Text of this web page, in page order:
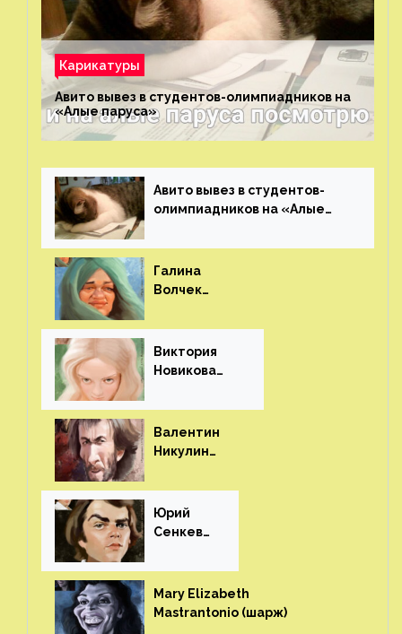
Карикатуры
Авито вывез в студентов-олимпиадников на
«Алые паруса»⁠⁠
Авито вывез в студентов-
олимпиадников на «Алые
Галина
Волчек
Виктория
Новикова
Валентин
Никулин
Юрий
Сенкеви
Mary Elizabeth
Mastrantonio (шарж)⁠⁠